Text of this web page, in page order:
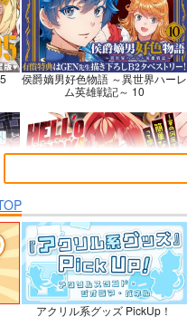
侯爵嫡男好色物語 ～異世界ハーレ
ム英雄戦記～ 10
く
石を崩すだけの簡単なお仕事って
聞いたのに～
アクリル系グッズ PickUp！